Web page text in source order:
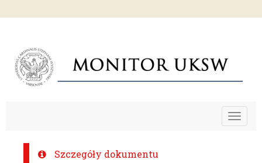
Toggle
Szczegóły dokumentu